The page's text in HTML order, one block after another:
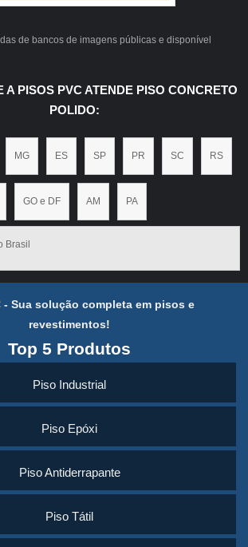
de bancos de imagens públicas e disponível
A PISOS PVC ATENDE PISO CONCRETO
POLIDO:
MG ES SP PR SC RS
GO e DF AM PA
Brasil
- Sua solução completa em pisos e
revestimentos!
Top 5 Produtos
Piso Industrial
Piso Epóxi
Piso Antiderrapante
Piso Tátil